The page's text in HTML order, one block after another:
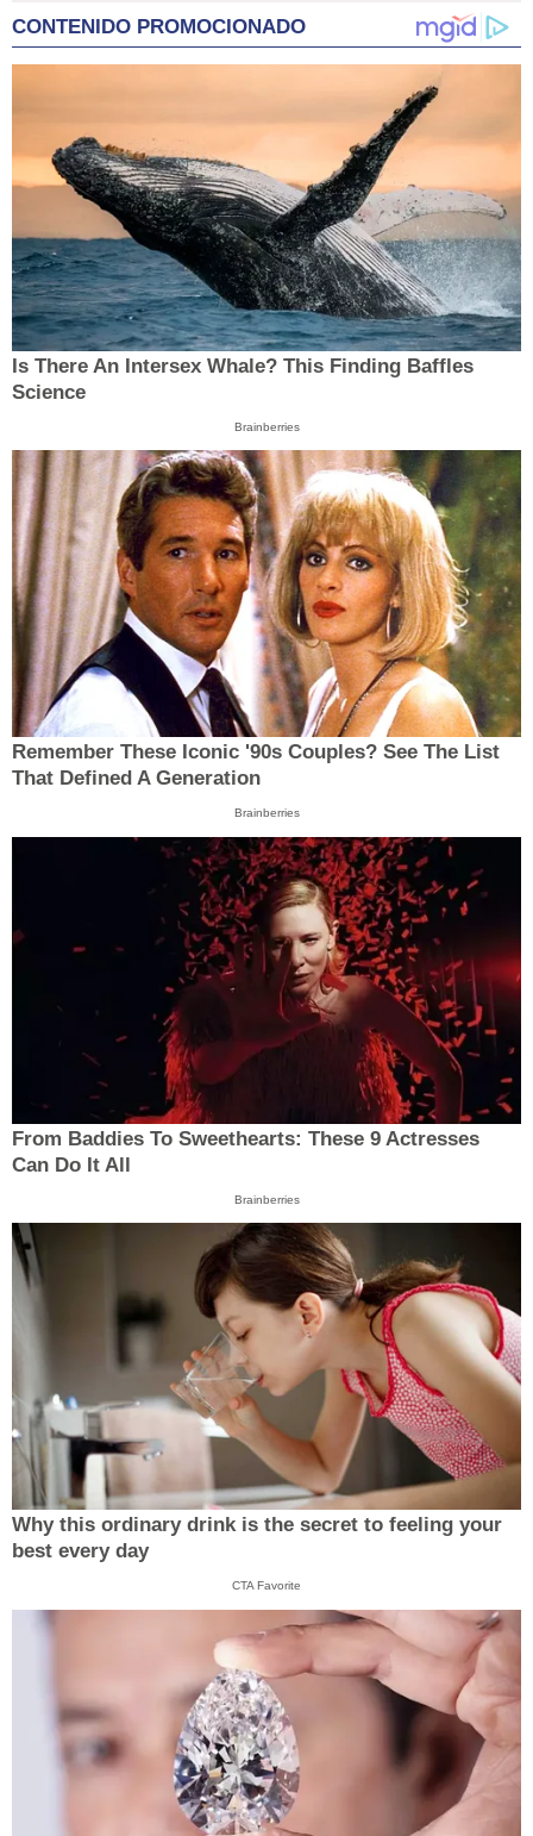
CONTENIDO PROMOCIONADO
Is There An Intersex Whale? This Finding Baffles
Science
Brainberries
Remember These Iconic '90s Couples? See The List
That Defined A Generation
Brainberries
From Baddies To Sweethearts: These 9 Actresses
Can Do It All
Brainberries
Why this ordinary drink is the secret to feeling your
best every day
CTA Favorite